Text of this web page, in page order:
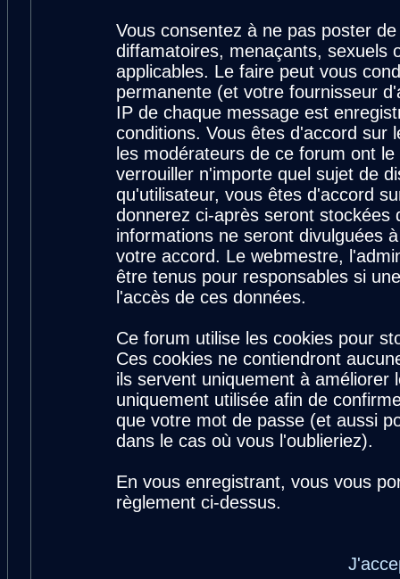
Vous consentez à ne pas poster
diffamatoires, menaçants, sexuels
applicables. Le faire peut vous
permanente (et votre fournisseur
IP de chaque message est
conditions. Vous êtes d'accord sur
les modérateurs de ce forum ont
verrouiller n'importe quel sujet de
qu'utilisateur, vous êtes d'accord
donnerez ci-après seront stockées
informations ne seront divulguées
votre accord. Le webmestre,
être tenus pour responsables si
l'accès de ces données.
Ce forum utilise les cookies pour
Ces cookies ne contiendront
ils servent uniquement à
uniquement utilisée afin de
que votre mot de passe (et aussi
dans le cas où vous l'oublieriez).
En vous enregistrant, vous vous
règlement ci-dessus.